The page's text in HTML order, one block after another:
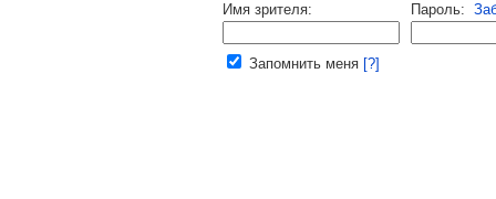
Имя зрителя: Пароль:
Запомнить меня [?]